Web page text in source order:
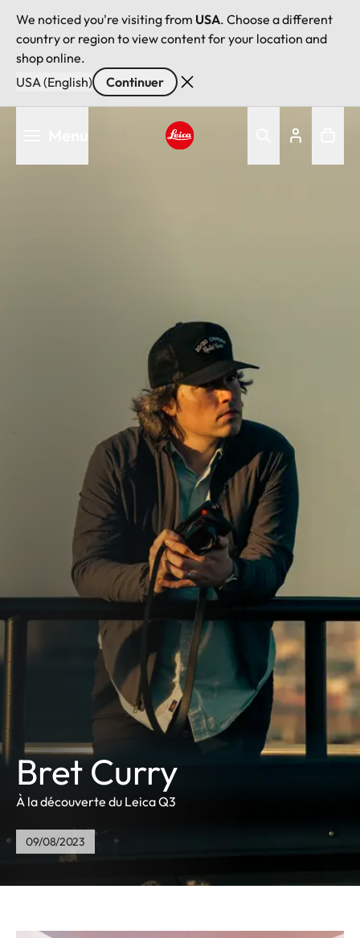
We noticed you're visiting from USA. Choose a different
country or region to view content for your location and
shop online.
USA (English)
Continuer
Bret Curry
À la découverte du Leica Q3
09/08/2023